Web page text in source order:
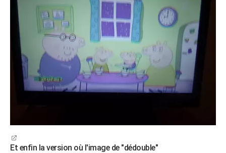
Et enfin la version où l'image de "dédouble"